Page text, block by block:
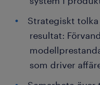
Strategiskt
resultat:
som driver